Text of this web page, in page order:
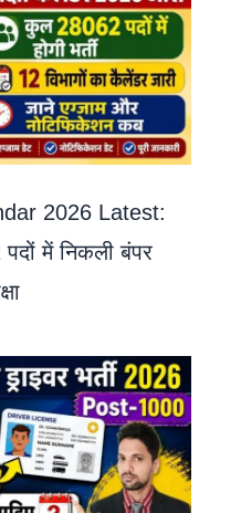
2026 Latest:
में निकली बंपर